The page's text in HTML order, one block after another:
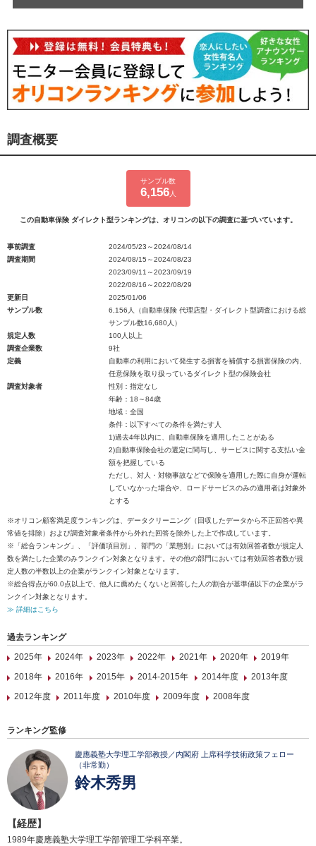
調査概要
サンプル数
6,156人
この自動車保険 ダイレクト型ランキングは、オリコンの以下の調査に基づいています。
事前調査
2024/05/23～2024/08/14
調査期間
2024/08/15～2024/08/23
2023/09/11～2023/09/19
2022/08/16～2022/08/29
更新日
2025/01/06
サンプル数
6,156人（自動車保険 代理店型・ダイレクト型調査における総
サンプル数16,680人）
規定人数
100人以上
調査企業数
9社
定義
自動車の利用において発生する損害を補償する損害保険の内、
任意保険を取り扱っているダイレクト型の保険会社
調査対象者
性別：指定なし
年齢：18～84歳
地域：全国
条件：以下すべての条件を満たす人
1)過去4年以内に、自動車保険を適用したことがある
2)自動車保険会社の選定に関与し、サービスに関する支払い金
額を把握している
ただし、対人・対物事故などで保険を適用した際に自身が運転
していなかった場合や、ロードサービスのみの適用者は対象外
とする
※オリコン顧客満足度ランキングは、データクリーニング（回収したデータから不正回答や異
常値を排除）および調査対象者条件から外れた回答を除外した上で作成しています。
※「総合ランキング」、「評価項目別」、部門の「業態別」においては有効回答者数が規定人
数を満たした企業のみランクイン対象となります。その他の部門においては有効回答者数が規
定人数の半数以上の企業がランクイン対象となります。
※総合得点が60.0点以上で、他人に薦めたくないと回答した人の割合が基準値以下の企業がラ
ンクイン対象となります。
≫ 詳細はこちら
過去ランキング
2025年
2024年 2023年 2022年 2021年 2020年
2019年
2018年
2016年 2015年 2014-2015年 2014年度
2013年度
2012年度
2011年度 2010年度 2009年度 2008年度
ランキング監修
慶應義塾大学理工学部教授／内閣府 上席科学技術政策フェロー
（非常勤）
鈴木秀男
【経歴】
1989年慶應義塾大学理工学部管理工学科卒業。